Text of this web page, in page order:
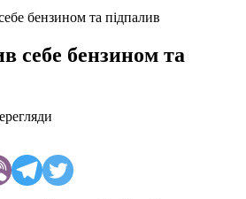
бензином та підпалив
себе бензином та